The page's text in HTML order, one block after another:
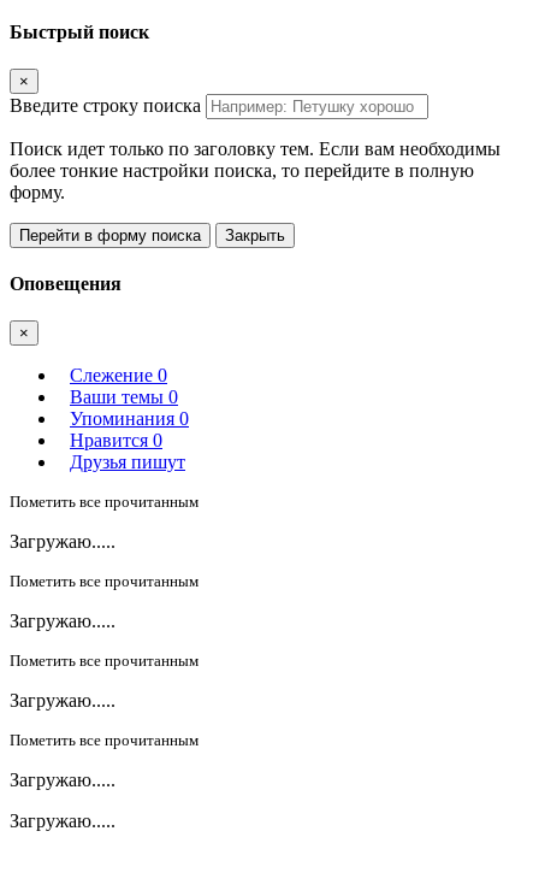
Быстрый поиск
×
Введите строку поиска
Поиск идет только по заголовку тем. Если вам необходимы
более тонкие настройки поиска, то перейдите в полную
форму.
Перейти в форму поиска Закрыть
Оповещения
×
Слежение 0
Ваши темы 0
Упоминания 0
Нравится 0
Друзья пишут
Пометить все прочитанным
Загружаю.....
Пометить все прочитанным
Загружаю.....
Пометить все прочитанным
Загружаю.....
Пометить все прочитанным
Загружаю.....
Загружаю.....